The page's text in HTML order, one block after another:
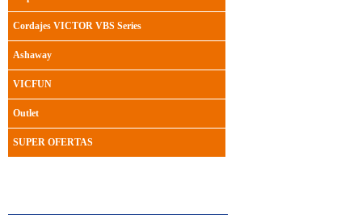
Cordajes VICTOR VBS Series
Ashaway
VICFUN
Outlet
SUPER OFERTAS